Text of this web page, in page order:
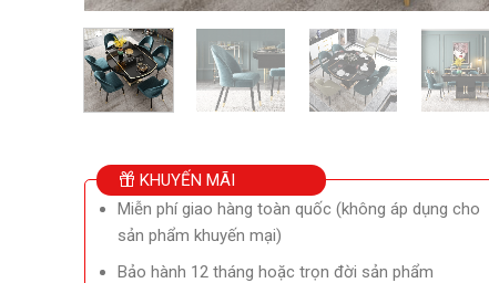
KHUYẾN MÃI
Miễn phí giao hàng toàn quốc (không áp dụng cho
sản phẩm khuyến mại)
Bảo hành 12 tháng hoặc trọn đời sản phẩm